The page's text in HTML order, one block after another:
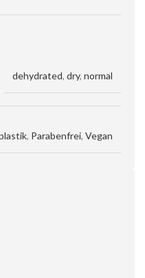
dehydrated, dry, normal
, Parabenfrei, Vegan